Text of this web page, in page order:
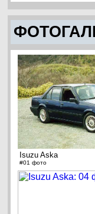
Isuzu Aska
#01 фото